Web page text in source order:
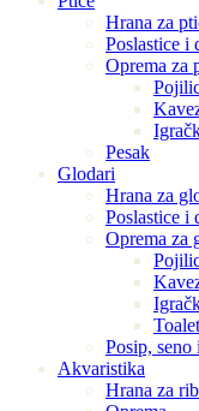
Hrana za
Poslastice i
Oprema za
Pesak
Glodari
Hrana za
Poslastice i
Oprema za
Posip,
Akvaristika
Hrana za